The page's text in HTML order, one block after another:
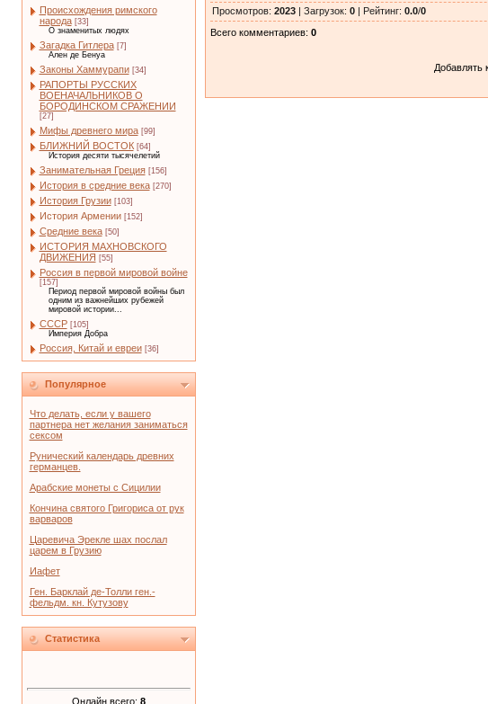
Происхождения римского
народа [33]
О знаменитых людях
Загадка Гитлера [7]
Ален де Бенуа
Законы Хаммурапи [34]
РАПОРТЫ РУССКИХ
ВОЕНАЧАЛЬНИКОВ О
БОРОДИНСКОМ СРАЖЕНИИ
[27]
Мифы древнего мира [99]
БЛИЖНИЙ ВОСТОК [64]
История десяти тысячелетий
Занимательная Греция [156]
История в средние века [270]
История Грузии [103]
История Армении [152]
Средние века [50]
ИСТОРИЯ МАХНОВСКОГО
ДВИЖЕНИЯ [55]
Россия в первой мировой войне
[157]
Период первой мировой войны был
одним из важнейших рубежей
мировой истории...
СССР [105]
Империя Добра
Россия, Китай и евреи [36]
Популярное
Что делать, если у вашего
партнера нет желания заниматься
сексом
Рунический календарь древних
германцев.
Арабские монеты с Сицилии
Кончина святого Григориса от рук
варваров
Царевича Эрекле шах послал
царем в Грузию
Иафет
Ген. Барклай де-Толли ген.-
фельдм. кн. Кутузову
Статистика
Онлайн всего: 8
Просмотров: 2023| Загрузок: 0| Рейтинг: 0.0/0
Всего комментариев: 0
Добавлять